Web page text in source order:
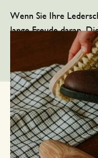
Wenn Sie Ihre
lange Freude daran.
pflegt das Leder, hält
Schuhe wieder glänzen!